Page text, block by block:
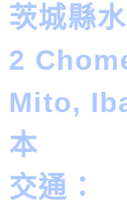
茨城縣
2
Mito,
本
交通：